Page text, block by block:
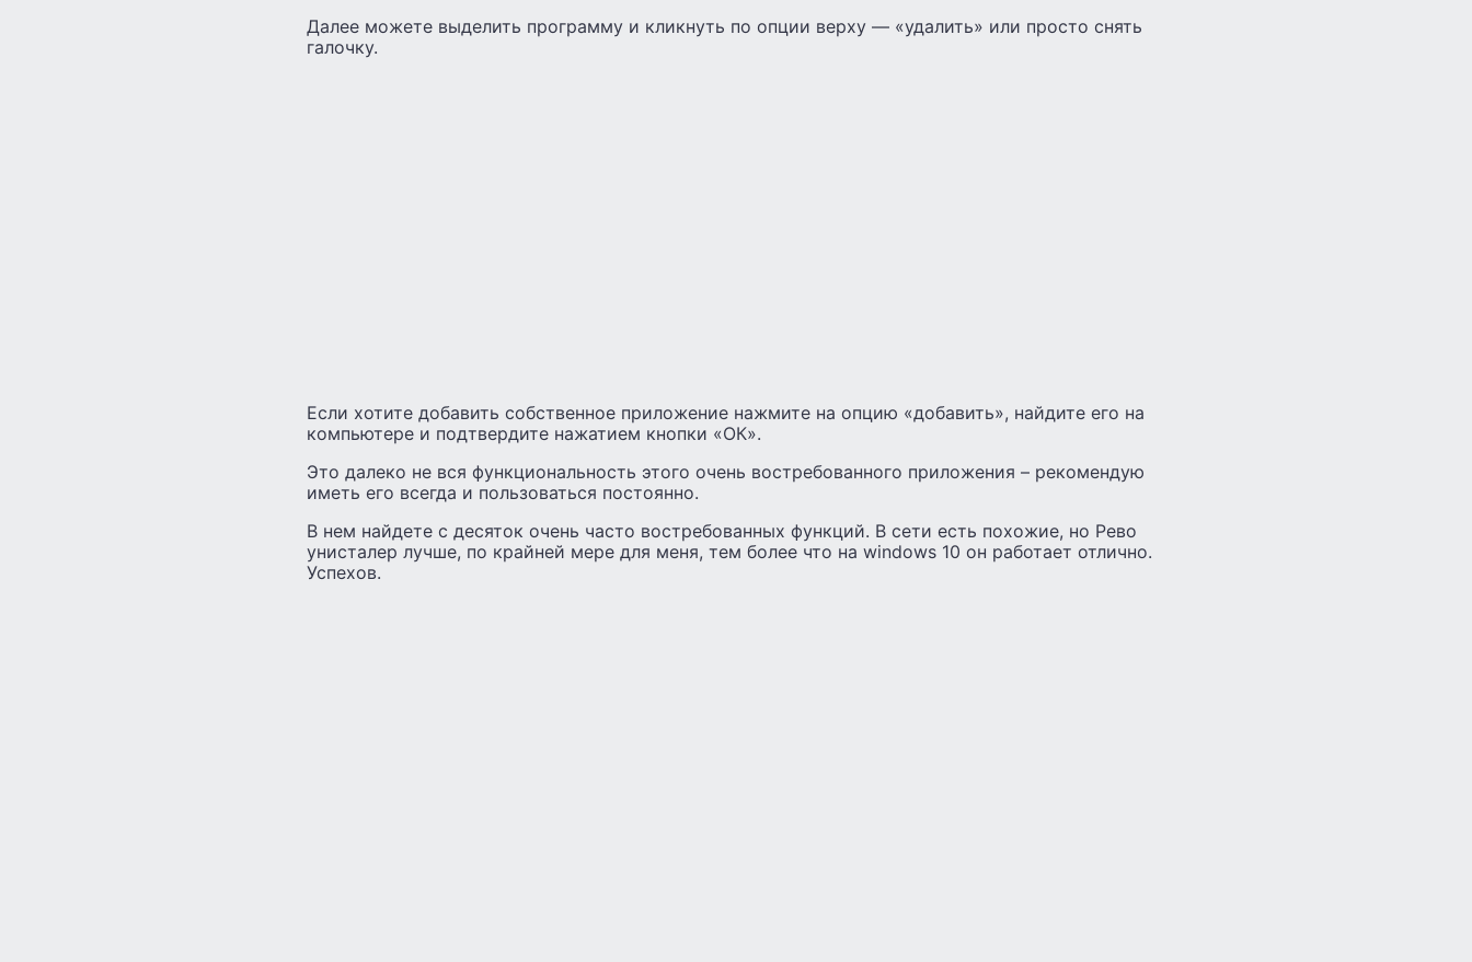
Далее можете выделить программу и кликнуть по опции верху — «удалить» или просто снять
галочку.
Если хотите добавить собственное приложение нажмите на опцию «добавить», найдите его на
компьютере и подтвердите нажатием кнопки «ОК».
Это далеко не вся функциональность этого очень востребованного приложения – рекомендую
иметь его всегда и пользоваться постоянно.
В нем найдете с десяток очень часто востребованных функций. В сети есть похожие, но Рево
унисталер лучше, по крайней мере для меня, тем более что на windows 10 он работает отлично.
Успехов.